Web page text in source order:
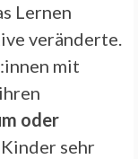
Lernen
veränderte.
mit
oder
sehr